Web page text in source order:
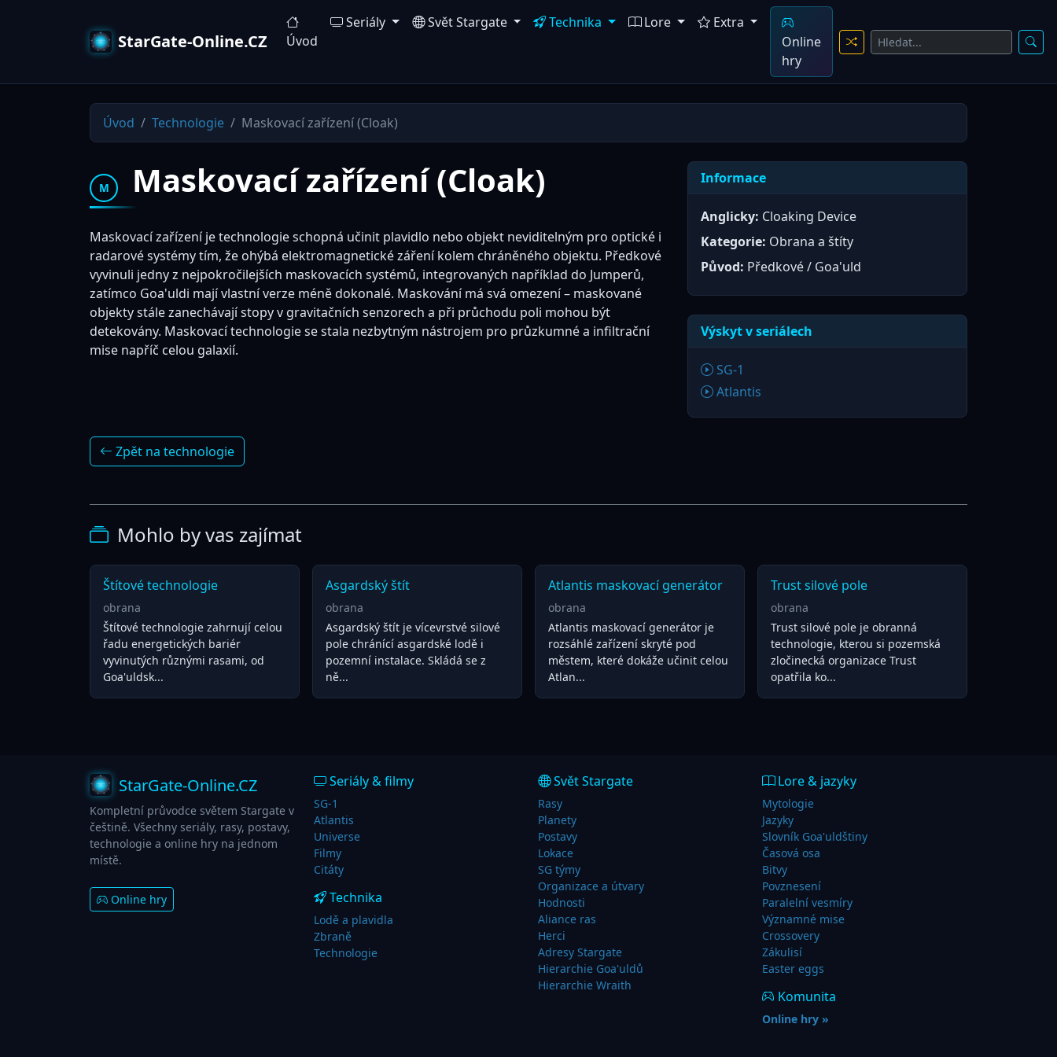
StarGate-Online.CZ Úvod
Seriály Svět Stargate Technika Lore
Extra
Online
hry
Úvod Technologie Maskovací zařízení (Cloak)
M Maskovací zařízení (Cloak)
Maskovací zařízení je technologie schopná učinit plavidlo nebo objekt neviditelným pro optické i
radarové systémy tím, že ohýbá elektromagnetické záření kolem chráněného objektu. Předkové
vyvinuli jedny z nejpokročilejších maskovacích systémů, integrovaných například do Jumperů,
zatímco Goa'uldi mají vlastní verze méně dokonalé. Maskování má svá omezení – maskované
objekty stále zanechávají stopy v gravitačních senzorech a při průchodu poli mohou být
detekovány. Maskovací technologie se stala nezbytným nástrojem pro průzkumné a infiltrační
mise napříč celou galaxií.
Informace
Anglicky: Cloaking Device
Kategorie: Obrana a štíty
Původ: Předkové / Goa'uld
Výskyt v seriálech
SG-1
Atlantis
Zpět na technologie
Mohlo by vas zajímat
Štítové technologie
obrana
Štítové technologie zahrnují celou
řadu energetických bariér
vyvinutých různými rasami, od
Goa'uldsk...
Asgardský štít
obrana
Asgardský štít je vícevrstvé silové
pole chránící asgardské lodě i
pozemní instalace. Skládá se z
ně...
Atlantis maskovací generátor
obrana
Atlantis maskovací generátor je
rozsáhlé zařízení skryté pod
městem, které dokáže učinit celou
Atlan...
Trust silové pole
obrana
Trust silové pole je obranná
technologie, kterou si pozemská
zločinecká organizace Trust
opatřila ko...
StarGate-Online.CZ
Kompletní průvodce světem Stargate v
češtině. Všechny seriály, rasy, postavy,
technologie a online hry na jednom
místě.
Online hry
Seriály & filmy
SG-1
Atlantis
Universe
Filmy
Citáty
Technika
Lodě a plavidla
Zbraně
Technologie
Svět Stargate
Rasy
Planety
Postavy
Lokace
SG týmy
Organizace a útvary
Hodnosti
Aliance ras
Herci
Adresy Stargate
Hierarchie Goa'uldů
Hierarchie Wraith
Lore & jazyky
Mytologie
Jazyky
Slovník Goa'uldštiny
Časová osa
Bitvy
Povznesení
Paralelní vesmíry
Významné mise
Crossovery
Zákulisí
Easter eggs
Komunita
Online hry »